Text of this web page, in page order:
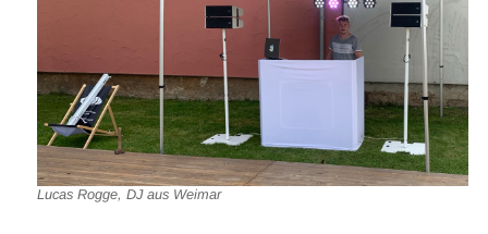
Lucas Rogge, DJ aus Weimar